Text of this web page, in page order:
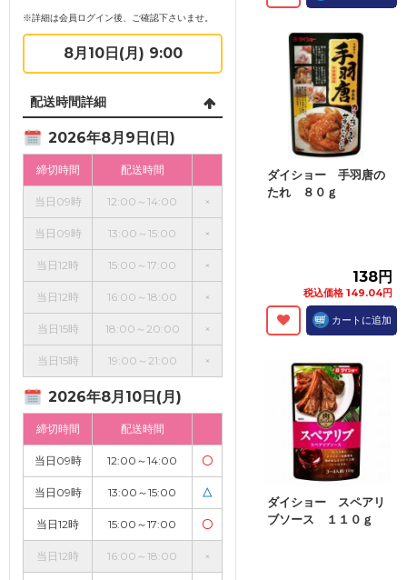
※詳細は会員ログイン後、ご確認下さいませ。
8月10日(月) 9:00
配送時間詳細
2026年8月9日(日)
締切時間 配送時間
当日09時 12:00～14:00 ×
当日09時 13:00～15:00 ×
当日12時 15:00～17:00 ×
当日12時 16:00～18:00 ×
当日15時 18:00～20:00 ×
当日15時 19:00～21:00 ×
2026年8月10日(月)
締切時間 配送時間
当日09時 12:00～14:00 〇
当日09時 13:00～15:00 △
当日12時 15:00～17:00 〇
当日12時 16:00～18:00 ×
ダイショー 手羽唐の
たれ ８０ｇ
138円
税込価格 149.04円
カートに追加
ダイショー スペアリ
ブソース １１０ｇ